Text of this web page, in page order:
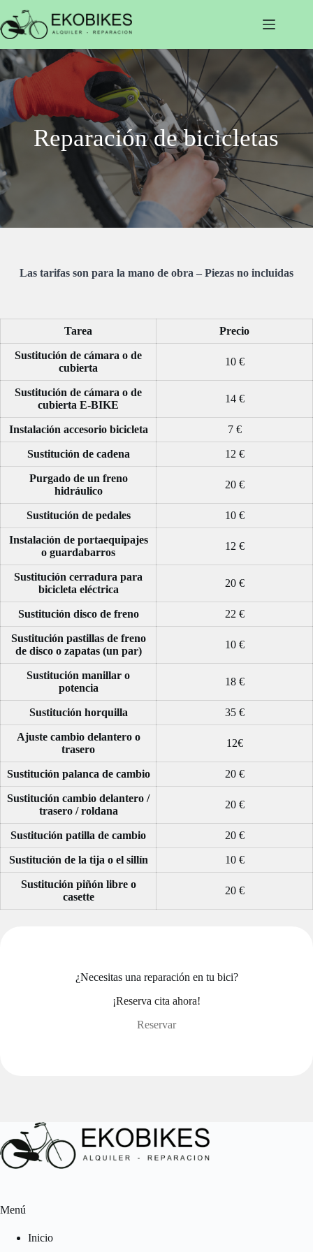
al
contenido
Reparación de bicicletas
Las tarifas son para la mano de obra – Piezas no incluidas
Tarea Precio
Sustitución de cámara o de
cubierta
10 €
Sustitución de cámara o de
cubierta E-BIKE
14 €
Instalación accesorio bicicleta 7 €
Sustitución de cadena 12 €
Purgado de un freno
hidráulico
20 €
Sustitución de pedales 10 €
Instalación de portaequipajes
o guardabarros
12 €
Sustitución cerradura para
bicicleta eléctrica
20 €
Sustitución disco de freno 22 €
Sustitución pastillas de freno
de disco o zapatas (un par)
10 €
Sustitución manillar o
potencia
18 €
Sustitución horquilla 35 €
Ajuste cambio delantero o
trasero
12€
Sustitución palanca de cambio 20 €
Sustitución cambio delantero /
trasero / roldana
20 €
Sustitución patilla de cambio 20 €
Sustitución de la tija o el sillín 10 €
Sustitución piñón libre o
casette
20 €
¿Necesitas una reparación en tu bici?
¡Reserva cita ahora!
Reservar
Menú
Inicio